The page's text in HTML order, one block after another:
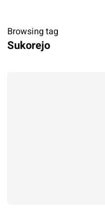
Browsing tag
Sukorejo